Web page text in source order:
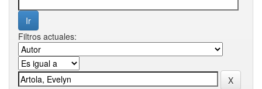
Filtros actuales: